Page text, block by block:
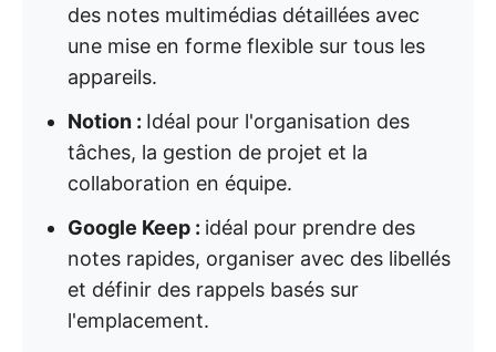
des notes multimédias détaillées avec
une mise en forme flexible sur tous les
appareils.
Notion : Idéal pour l'organisation des
tâches, la gestion de projet et la
collaboration en équipe.
Google Keep : idéal pour prendre des
notes rapides, organiser avec des libellés
et définir des rappels basés sur
l'emplacement.